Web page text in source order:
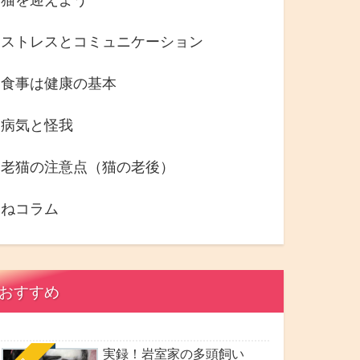
ストレスとコミュニケーション
食事は健康の基本
病気と怪我
老猫の注意点（猫の老後）
ねコラム
すすめ
実録！岩室家の多頭飼い